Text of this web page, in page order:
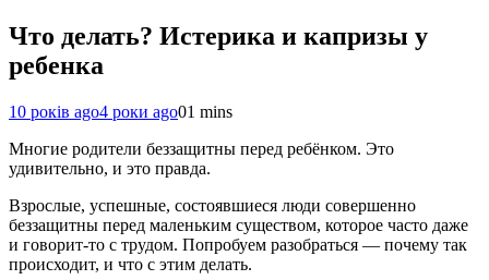
Что делать? Истерика и капризы у
ребенка
10 років ago4 роки ago01 mins
Многие родители беззащитны перед ребёнком. Это
удивительно, и это правда.
Взрослые, успешные, состоявшиеся люди совершенно
беззащитны перед маленьким существом, которое часто даже
и говорит-то с трудом. Попробуем разобраться — почему так
происходит, и что с этим делать.